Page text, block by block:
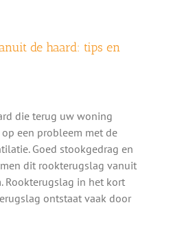
de haard: tips en
die terug uw woning
een probleem met de
Goed stookgedrag en
dit rookterugslag vanuit
Rookterugslag in het kort
ontstaat vaak door